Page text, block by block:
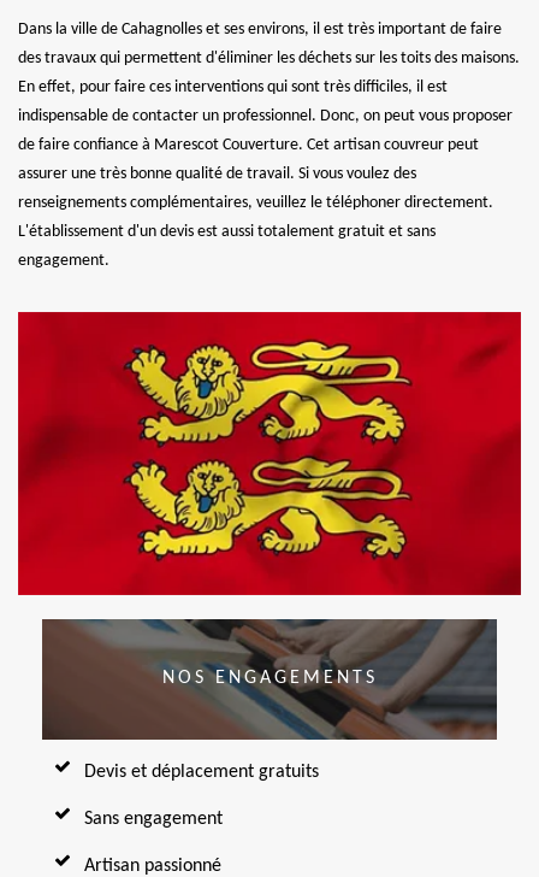
Dans la ville de Cahagnolles et ses environs, il est très important de faire
des travaux qui permettent d'éliminer les déchets sur les toits des maisons.
En effet, pour faire ces interventions qui sont très difficiles, il est
indispensable de contacter un professionnel. Donc, on peut vous proposer
de faire confiance à Marescot Couverture. Cet artisan couvreur peut
assurer une très bonne qualité de travail. Si vous voulez des
renseignements complémentaires, veuillez le téléphoner directement.
L'établissement d'un devis est aussi totalement gratuit et sans
engagement.
NOS ENGAGEMENTS
Devis et déplacement gratuits
Sans engagement
Artisan passionné